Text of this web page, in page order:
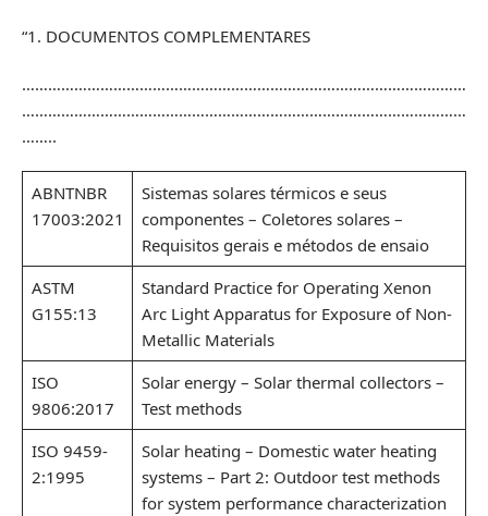
“1. DOCUMENTOS COMPLEMENTARES
…………………………………………………………………………………………
…………………………………………………………………………………………
……..
ABNTNBR
17003:2021
Sistemas solares térmicos e seus
componentes – Coletores solares –
Requisitos gerais e métodos de ensaio
ASTM
G155:13
Standard Practice for Operating Xenon
Arc Light Apparatus for Exposure of Non-
Metallic Materials
ISO
9806:2017
Solar energy – Solar thermal collectors –
Test methods
ISO 9459-
2:1995
Solar heating – Domestic water heating
systems – Part 2: Outdoor test methods
for system performance characterization